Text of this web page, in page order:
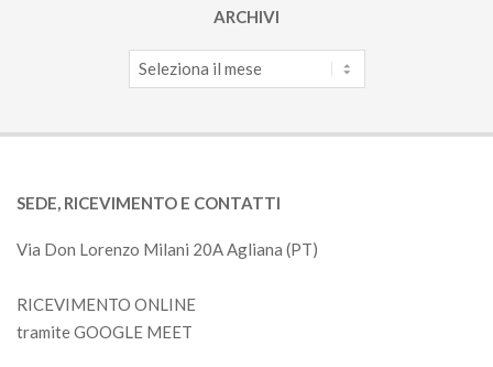
ARCHIVI
Archivi
SEDE, RICEVIMENTO E CONTATTI
Via Don Lorenzo Milani 20A Agliana (PT)
RICEVIMENTO ONLINE
tramite GOOGLE MEET